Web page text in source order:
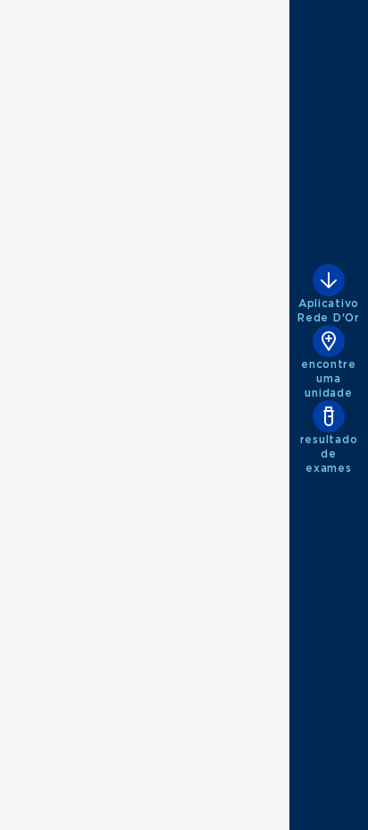
Aplicativo
Rede D'Or
encontre
uma
unidade
resultado
de
exames